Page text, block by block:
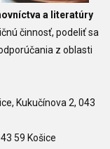
a literatúry
činnosť, podeliť sa
z oblasti
Kukučínova 2, 043
59 Košice